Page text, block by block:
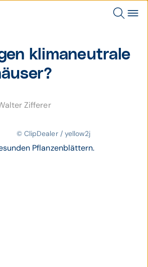
klima­neutrale
Zifferer
© ClipDealer / yellow2j
Pflanzenblättern.